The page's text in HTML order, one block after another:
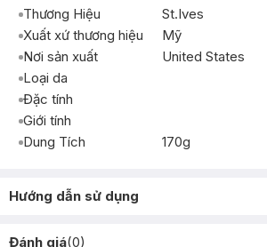
Thương Hiệu
St.Ives
Xuất xứ thương hiệu
Mỹ
Nơi sản xuất
United States
Loại da
Đặc tính
Giới tính
Dung Tích
170g
Hướng dẫn sử dụng
Đánh giá(0)